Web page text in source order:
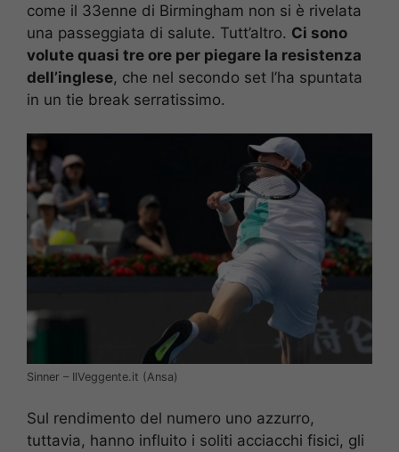
come il 33enne di Birmingham non si è rivelata
una passeggiata di salute. Tutt’altro. Ci sono
volute quasi tre ore per piegare la resistenza
dell’inglese, che nel secondo set l’ha spuntata
in un tie break serratissimo.
Sinner – IlVeggente.it (Ansa)
Sul rendimento del numero uno azzurro,
tuttavia, hanno influito i soliti acciacchi fisici, gli